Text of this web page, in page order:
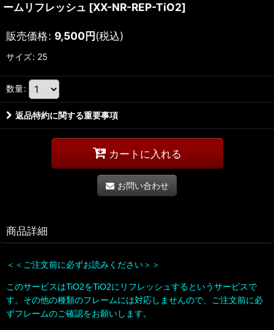
ームリフレッシュ [XX-NR-REP-TiO2]
販売価格: 9,500円(税込)
サイズ: 25
数量:
返品特約に関する重要事項
カートに入れる
お問い合わせ
商品詳細
＜＜ご注文前に必ずお読みください＞＞
このサービスはTiO2をTiO2にリフレッシュするというサービスで
す。その他の種類のフレームには対応しませんので、ご注文前に必
ずフレームのご確認をお願いします。